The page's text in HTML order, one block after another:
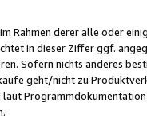
Rahmen derer alle oder
in dieser Ziffer ggf.
Sofern nichts anderes
geht/nicht zu